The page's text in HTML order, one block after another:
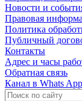
Новости и
Правовая
Политика
Публичный
Контакты
Адрес и часы
Обратная связь
Канал в Whats App